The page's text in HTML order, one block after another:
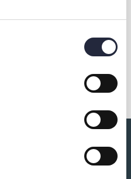
intresserad av: